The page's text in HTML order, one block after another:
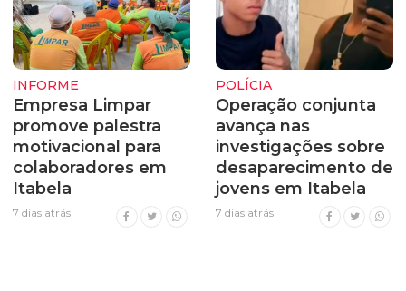
INFORME
Empresa Limpar
promove palestra
motivacional para
colaboradores em
Itabela
7 dias atrás
POLÍCIA
Operação conjunta
avança nas
investigações sobre
desaparecimento de
jovens em Itabela
7 dias atrás